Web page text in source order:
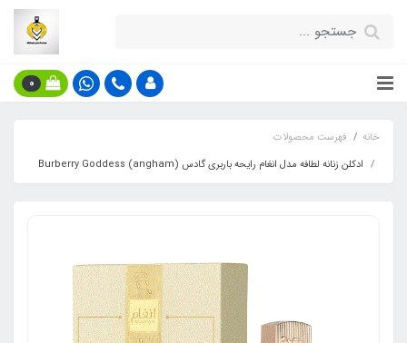
0
خانه
فهرست محصولات
ادکلن زنانه لطافه مدل انغام رایحه باربری گادس (angham) Burberry Goddess